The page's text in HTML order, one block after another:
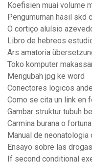
Koefisien muai volume
Pengumuman hasil skd
O cortiço aluísio
Libro de hebreos
Ars amatoria
Toko komputer
Mengubah jpg ke word
Conectores logicos
Como se cita un link en
Gambar struktur tubuh
Carmina burana o
Manual de
Ensayo sobre las
If second conditional